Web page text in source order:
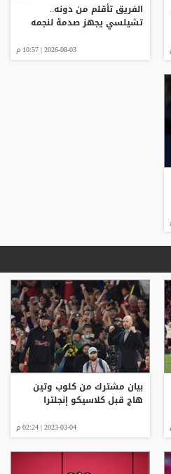
الفريق تأقلم من دونه..
تشيلسي يجهز صدمة لنجمه
2026-08-03 | 10:57 م
بيان مشترك من كلوب وتين
هاج قبل كلاسيكو إنجلترا
2023-03-04 | 02:24 م